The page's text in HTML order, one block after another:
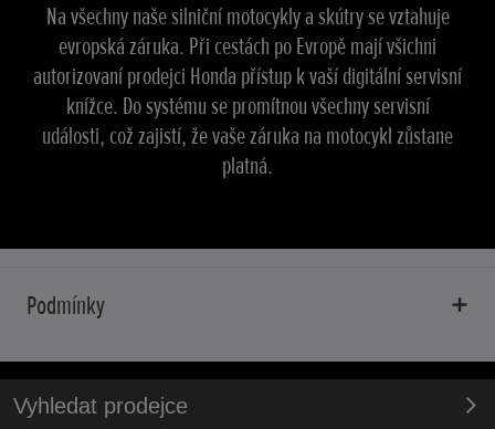
Na všechny naše silniční motocykly a skútry se vztahuje
evropská záruka. Při cestách po Evropě mají všichni
autorizovaní prodejci Honda přístup k vaší digitální servisní
knížce. Do systému se promítnou všechny servisní
události, což zajistí, že vaše záruka na motocykl zůstane
platná.
Podmínky
Vyhledat prodejce